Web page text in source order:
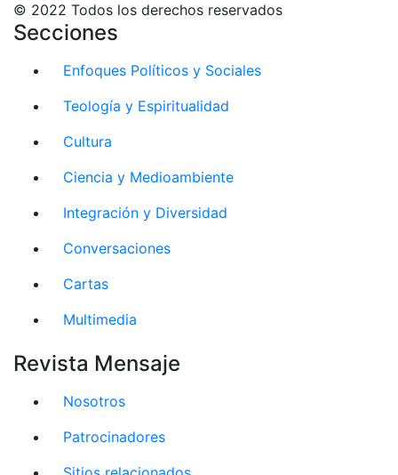
© 2022 Todos los derechos reservados
Secciones
Enfoques Políticos y Sociales
Teología y Espiritualidad
Cultura
Ciencia y Medioambiente
Integración y Diversidad
Conversaciones
Cartas
Multimedia
Revista Mensaje
Nosotros
Patrocinadores